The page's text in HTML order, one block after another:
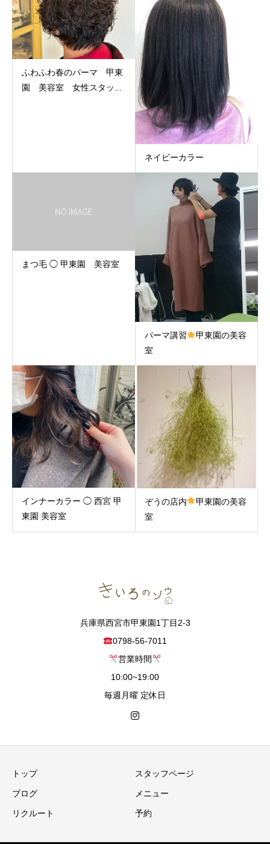
ふわふわ春のパーマ 甲東
園 美容室 女性スタッ...
ネイビーカラー
まつ毛 ◯ 甲東園 美容室
パーマ講習
甲東園の美容
室
インナーカラー ◯ 西宮 甲
東園 美容室
ぞうの店内
甲東園の美容
室
兵庫県西宮市甲東園1丁目2-3
0798-56-7011
営業時間
10:00~19:00
毎週月曜 定休日
トップ スタッフページ
ブログ メニュー
リクルート 予約